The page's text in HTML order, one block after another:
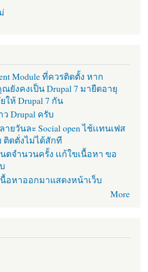
Module ที่ควรติดตั้ง หาก
ยังคงเป็น Drupal 7 มายืดอายุ
ห้ Drupal 7 กัน
Drupal ครับ
ยวันละ Social open ไช้เเทนเฟส
ติดตั่งไม่ได้สักที
จำนวนครั้ง เเก้ใขเนื้อหา ขอ
อหาออกมาแสดงหน้าเว็บ
More